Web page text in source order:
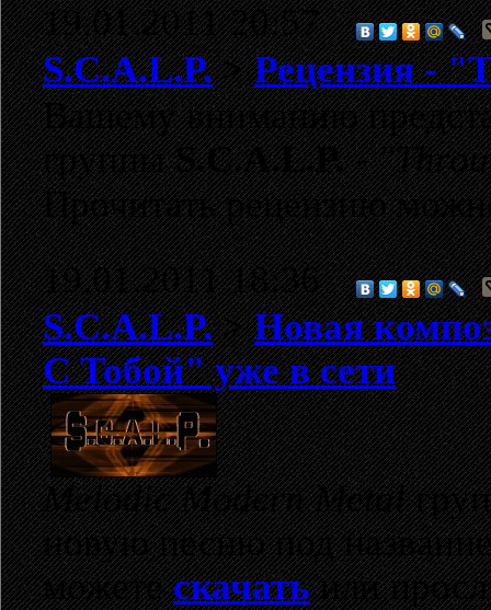
19.01.2011 20:57
S.C.A.L.P.>Рецензия -
Вашему вниманию
группыS.C.A.L.P.-
Прочитать рецензию
19.01.2011 18:36
S.C.A.L.P.>Новая
С Тобой" уже в сети
Melodic Modern Metal
новую песню под
можетескачатьили